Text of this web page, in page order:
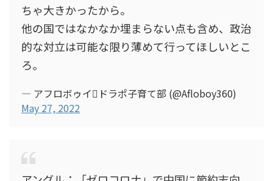
ちゃ大きかったから。
他の国ではなかなか埋まらない点も含め、政治
的な対立は可能な限り薄めて行ってほしいとこ
ろ。
— アフロボゥイドラポ子育て部 (@Afloboy360)
May 27, 2022